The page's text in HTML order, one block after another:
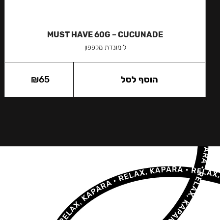
MUST HAVE 60G – CUCUNADE
לימונדת מלפפון
₪65 הוסף לסל